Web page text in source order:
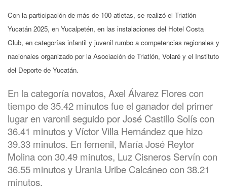
Con la participación de más de 100 atletas, se realizó el Triatlón
Yucatán 2025, en Yucalpetén, en las instalaciones del Hotel Costa
Club, en categorías infantil y juvenil rumbo a competencias regionales y
nacionales organizado por la Asociación de Triatlón, Volaré y el Instituto
del Deporte de Yucatán.
En la categoría novatos, Axel Álvarez Flores con
tiempo de 35.42 minutos fue el ganador del primer
lugar en varonil seguido por José Castillo Solís con
36.41 minutos y Víctor Villa Hernández que hizo
39.33 minutos. En femenil, María José Reytor
Molina con 30.49 minutos, Luz Cisneros Servín con
36.55 minutos y Urania Uribe Calcáneo con 38.21
minutos.